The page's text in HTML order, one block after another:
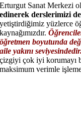
Erturgut Sanat Merkezi
edinerek derslerimizi
yetiştirdiğimiz yüzlerce
kaynağımızdır.
öğretmen boyutunda
aile yakını seviyesindedir.
çizgiyi çok iyi korumayı
maksimum verimle